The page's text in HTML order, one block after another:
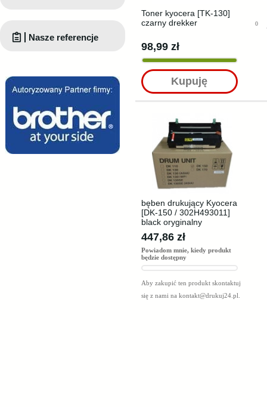
Toner kyocera [TK-130]
czarny drekker
98,99 zł
Kupuję
0
bęben drukujący Kyocera
[DK-150 / 302H493011]
black oryginalny
447,86 zł
Powiadom mnie, kiedy produkt
będzie dostępny
Aby zakupić ten produkt skontaktuj
się z nami na kontakt@drukuj24.pl
Nasze referencje